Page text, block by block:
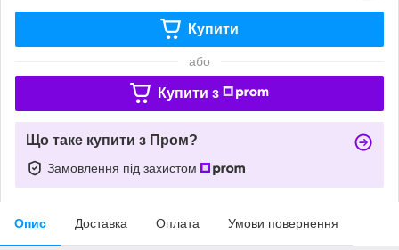
Купити
або
Купити з
Що таке купити з Пром?
Замовлення під захистом
Опис Доставка Оплата Умови повернення